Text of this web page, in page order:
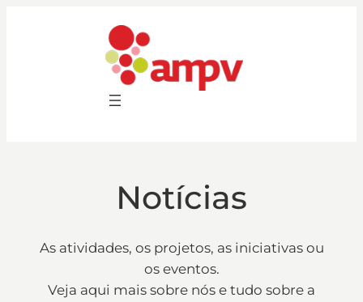
Notícias
As atividades, os projetos, as iniciativas ou
os eventos.
Veja aqui mais sobre nós e tudo sobre a